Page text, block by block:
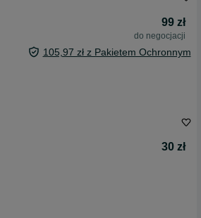
99 zł
do negocjacji
105,97 zł z Pakietem Ochronnym
30 zł